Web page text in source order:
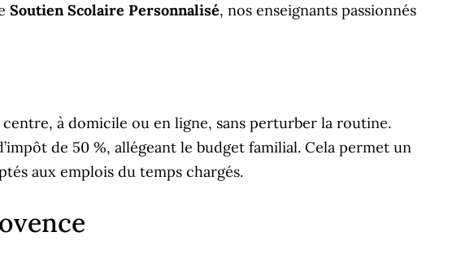
Soutien Scolaire Personnalisé, nos enseignants passionnés
à domicile ou en ligne, sans perturber la routine.
de 50 %, allégeant le budget familial. Cela permet un
aux emplois du temps chargés.